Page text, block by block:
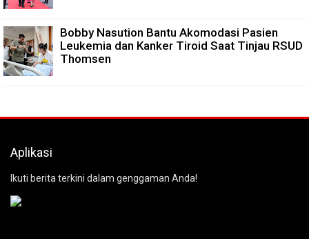
Bobby Nasution Bantu Akomodasi Pasien
Leukemia dan Kanker Tiroid Saat Tinjau RSUD
Thomsen
Aplikasi
Ikuti berita terkini dalam genggaman Anda!